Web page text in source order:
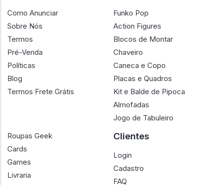
Como Anunciar
Sobre Nós
Termos
Pré-Venda
Políticas
Blog
Termos Frete Grátis
Funko Pop
Action Figures
Blocos de Montar
Chaveiro
Caneca e Copo
Placas e Quadros
Kit e Balde de Pipoca
Almofadas
Jogo de Tabuleiro
Roupas Geek
Cards
Games
Livraria
Clientes
Login
Cadastro
FAQ